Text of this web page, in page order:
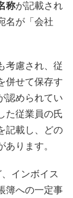
称が記載され
名が「会社
考慮され、従
併せて保存す
認められてい
た従業員の氏
記載し、どの
ります。
、インボイス
簿への一定事